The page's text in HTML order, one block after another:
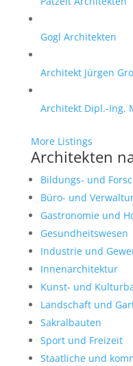
Gogl Architekten
Architekt Jürgen
Architekt Dipl.-Ing.
More Listings
Architekten
Bildungs- und
Büro- und
Gastronomie und
Gesundheitswesen
Industrie und
Innenarchitektur
Kunst- und
Landschaft und
Sakralbauten
Sport und Freizeit
Staatliche und